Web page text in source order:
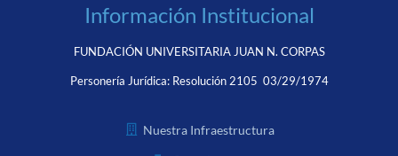
Información Institucional
FUNDACIÓN UNIVERSITARIA JUAN N. CORPAS
Personería Jurídica: Resolución 2105 03/29/1974
Nuestra Infraestructura